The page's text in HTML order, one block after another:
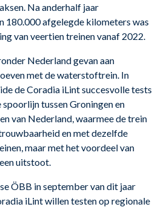
Na anderhalf jaar
180.000 afgelegde kilometers was
van veertien treinen vanaf 2022.
Nederland gevan aan
met de waterstoftrein. In
de Coradia iLint succesvolle tests
tussen Groningen en
van Nederland, waarmee de trein
en met dezelfde
maar met het voordeel van
uitstoot.
ÖBB in september van dit jaar
iLint willen testen op regionale